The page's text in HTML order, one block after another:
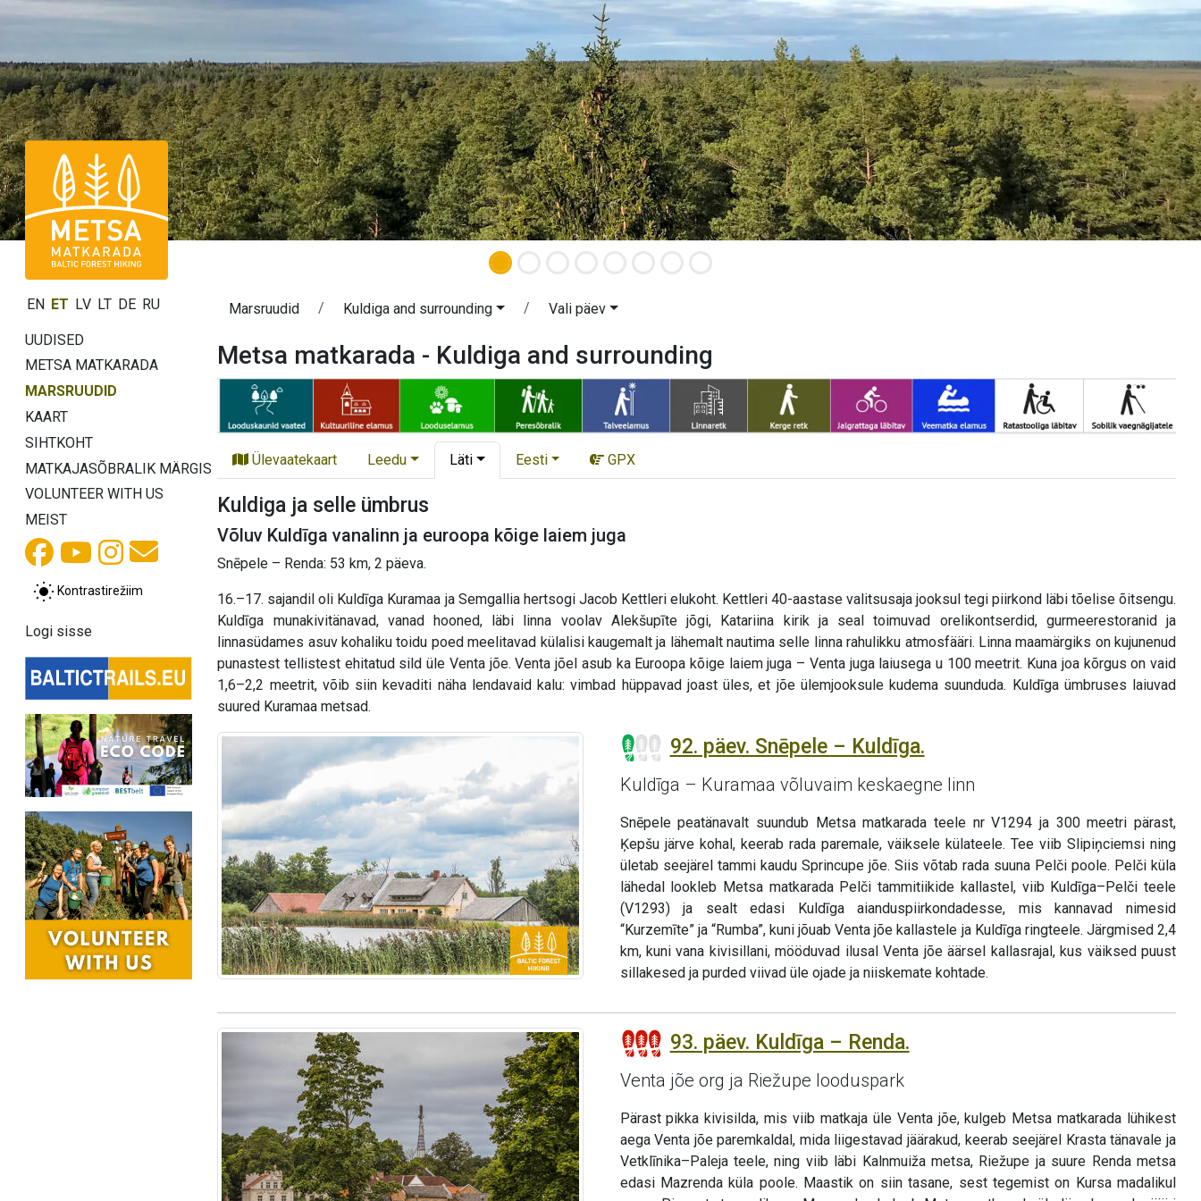
EN ET LV LT DE RU
UUDISED
METSA MATKARADA
MARSRUUDID
KAART
SIHTKOHT
MATKAJASÕBRALIK MÄRGIS
VOLUNTEER WITH US
MEIST
Kontrastirežiim
Logi sisse
Marsruudid Kuldiga and surrounding Vali päev
Metsa matkarada - Kuldiga and surrounding
Ülevaatekaart Leedu Läti Eesti GPX
Kuldiga ja selle ümbrus
Võluv Kuldīga vanalinn ja euroopa kõige laiem juga
Snēpele – Renda: 53 km, 2 päeva.
16.–17. sajandil oli Kuldīga Kuramaa ja Semgallia hertsogi Jacob Kettleri elukoht. Kettleri 40-aastase valitsusaja jooksul tegi piirkond läbi tõelise õitsengu.
Kuldīga munakivitänavad, vanad hooned, läbi linna voolav Alekšupīte jõgi, Katariina kirik ja seal toimuvad orelikontserdid, gurmeerestoranid ja
linnasüdames asuv kohaliku toidu poed meelitavad külalisi kaugemalt ja lähemalt nautima selle linna rahulikku atmosfääri. Linna maamärgiks on kujunenud
punastest tellistest ehitatud sild üle Venta jõe. Venta jõel asub ka Euroopa kõige laiem juga – Venta juga laiusega u 100 meetrit. Kuna joa kõrgus on vaid
1,6–2,2 meetrit, võib siin kevaditi näha lendavaid kalu: vimbad hüppavad joast üles, et jõe ülemjooksule kudema suunduda. Kuldīga ümbruses laiuvad
suured Kuramaa metsad.
92. päev. Snēpele – Kuldīga.
Kuldīga – Kuramaa võluvaim keskaegne linn
Snēpele peatänavalt suundub Metsa matkarada teele nr V1294 ja 300 meetri pärast,
Ķepšu järve kohal, keerab rada paremale, väiksele külateele. Tee viib Slipiņciemsi ning
ületab seejärel tammi kaudu Sprincupe jõe. Siis võtab rada suuna Pelči poole. Pelči küla
lähedal lookleb Metsa matkarada Pelči tammitiikide kallastel, viib Kuldīga–Pelči teele
(V1293) ja sealt edasi Kuldīga aianduspiirkondadesse, mis kannavad nimesid
“Kurzemīte” ja “Rumba”, kuni jõuab Venta jõe kallastele ja Kuldīga ringteele. Järgmised 2,4
km, kuni vana kivisillani, mööduvad ilusal Venta jõe äärsel kallasrajal, kus väiksed puust
sillakesed ja purded viivad üle ojade ja niiskemate kohtade.
93. päev. Kuldīga – Renda.
Venta jõe org ja Riežupe looduspark
Pärast pikka kivisilda, mis viib matkaja üle Venta jõe, kulgeb Metsa matkarada lühikest
aega Venta jõe paremkaldal, mida liigestavad jäärakud, keerab seejärel Krasta tänavale ja
Vetklīnika–Paleja teele, ning viib läbi Kalnmuiža metsa, Riežupe ja suure Renda metsa
edasi Mazrenda küla poole. Maastik on siin tasane, sest tegemist on Kursa madalikul